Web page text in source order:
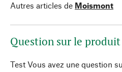
Autres articles de Moismont
Question sur le produit
Test Vous avez une question